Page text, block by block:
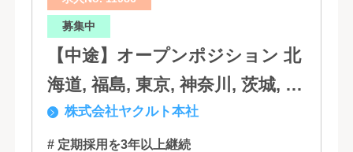
募集中
【中途】オープンポジション 北
海道, 福島, 東京, 神奈川, 茨城, 静
岡, 大阪, 兵庫, 福岡, 佐賀
株式会社ヤクルト本社
# 定期採用を3年以上継続